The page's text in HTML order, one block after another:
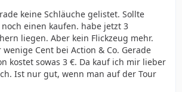
keine Schläuche gelistet. Sollte
einen kaufen. habe jetzt 3
liegen. Aber kein Flickzeug mehr.
Cent bei Action & Co. Gerade
kostet sowas 3 €. Da kauf ich mir lieber
Ist nur gut, wenn man auf der Tour